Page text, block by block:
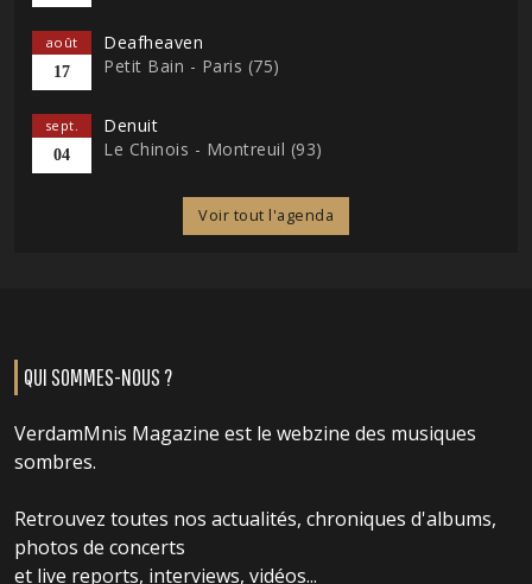
août
17
Deafheaven
Petit Bain - Paris (75)
sept.
04
Denuit
Le Chinois - Montreuil (93)
Voir tout l'agenda
QUI SOMMES-NOUS ?
VerdamMnis Magazine est le webzine des musiques
sombres.
Retrouvez toutes nos actualités, chroniques d'albums,
photos de concerts
et live reports, interviews, vidéos...